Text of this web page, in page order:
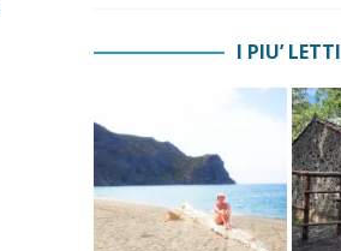
I PIU’ LETTI